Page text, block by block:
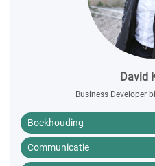
David
Business Developer
Boekhouding
Communicatie